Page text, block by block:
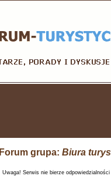
Forum grupa: Biura
Uwaga! Serwis nie bierze